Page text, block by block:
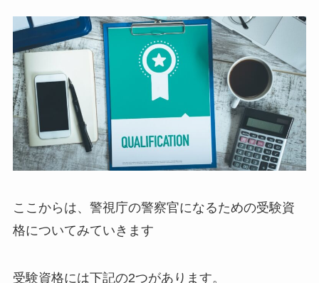
ここからは、警視庁の警察官になるための受験資
格についてみていきます
受験資格には下記の2つがあります。